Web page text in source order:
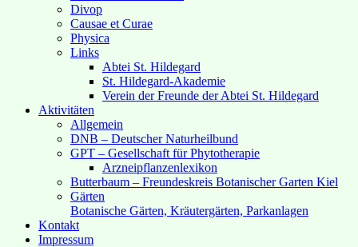
Divop
Causae et Curae
Physica
Links
Abtei St. Hildegard
St. Hildegard-Akademie
Verein der Freunde der Abtei St. Hildegard
Aktivitäten
Allgemein
DNB – Deutscher Naturheilbund
GPT – Gesellschaft für Phytotherapie
Arzneipflanzenlexikon
Butterbaum – Freundeskreis Botanischer Garten Kiel
Gärten
Botanische Gärten, Kräutergärten, Parkanlagen
Kontakt
Impressum